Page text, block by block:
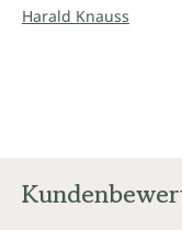
wieder für sich
Set der
Harald Knauss